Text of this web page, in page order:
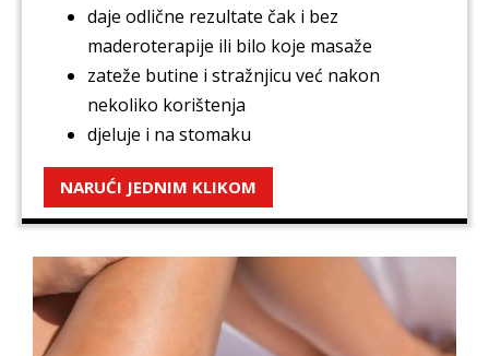
daje odlične rezultate čak i bez
maderoterapije ili bilo koje masaže
zateže butine i stražnjicu već nakon
nekoliko korištenja
djeluje i na stomaku
NARUĆI JEDNIM KLIKOM